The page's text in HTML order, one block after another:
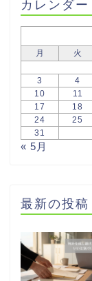
カレンダー
月
火
3
4
10
11
17
18
24
25
31
« 5月
最新の投稿